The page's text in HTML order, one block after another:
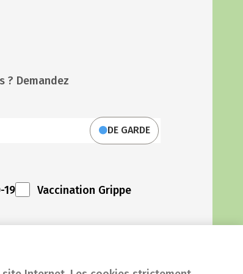
? Demandez
DE GARDE
19 Vaccination Grippe